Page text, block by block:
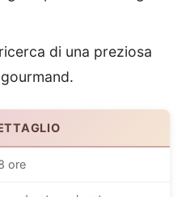
di una preziosa
ore